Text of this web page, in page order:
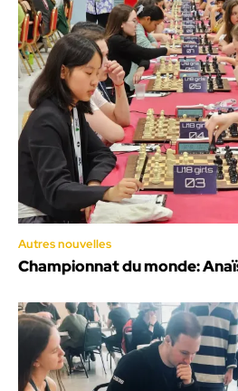
Autres nouvelles
Championnat du monde: